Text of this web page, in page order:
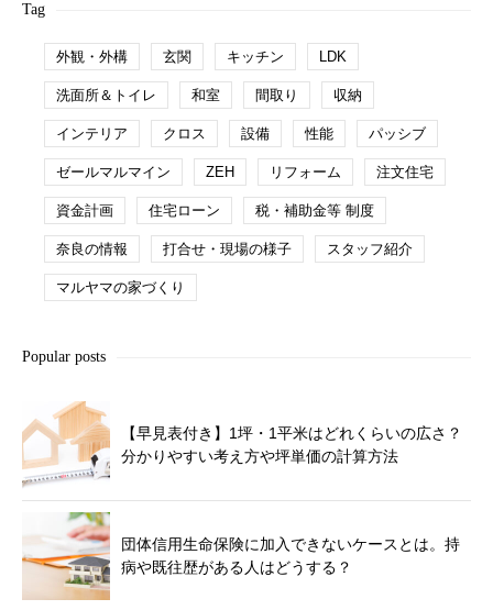
Tag
外観・外構 玄関 キッチン LDK
洗面所＆トイレ 和室 間取り 収納
インテリア クロス 設備 性能 パッシブ
ゼールマルマイン ZEH リフォーム 注文住宅
資金計画 住宅ローン 税・補助金等 制度
奈良の情報 打合せ・現場の様子 スタッフ紹介
マルヤマの家づくり
Popular posts
【早見表付き】1坪・1平米はどれくらいの広さ？
分かりやすい考え方や坪単価の計算方法
団体信用生命保険に加入できないケースとは。持
病や既往歴がある人はどうする？